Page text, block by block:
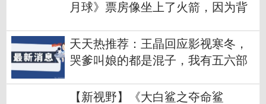
月球》票房像坐上了火箭，因为背
天天热推荐：王晶回应影视寒冬，
哭爹叫娘的都是混子，我有五六部
【新视野】《大白鲨之夺命鲨